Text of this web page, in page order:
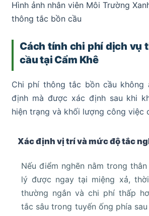
Hình ảnh nhân viên Môi Trường
thông tắc bồn cầu
Cách tính chi phí dịch vụ
cầu tại Cẩm Khê
Chi phí thông tắc bồn cầu không
định mà được xác định sau khi
hiện trạng và khối lượng công việc
Xác định vị trí và mức độ tắc
Nếu điểm nghẽn nằm trong
lý được ngay tại miệng xả,
thường ngắn và chi phí thấp
tắc sâu trong tuyến ống phía